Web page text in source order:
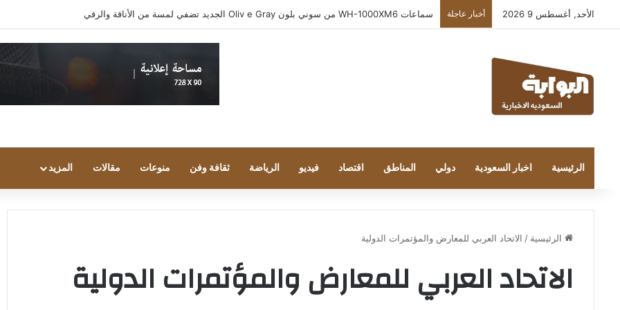
الأحد, أغسطس 9 2026 أخبار عاجلة سماعات WH-1000XM6 من سوني بلون Oliv e Gray الجديد تضفي لمسة من الأناقة والرقي
الرئيسية اخبار السعودية دولي المناطق اقتصاد فيديو الرياضة ثقافة وفن منوعات مقالات المزيد
الرئيسية / الاتحاد العربي للمعارض والمؤتمرات الدولية
الاتحاد العربي للمعارض والمؤتمرات الدولية